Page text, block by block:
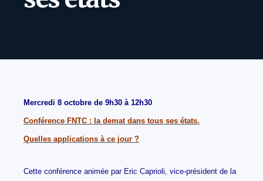
Mercredi 8 octobre de 9h30 à 12h30
Conférence FNTC : la demat dans tous ses états.
Quelles applications à ce jour ?
Cette conférence animée par Eric Caprioli, vice-président de la